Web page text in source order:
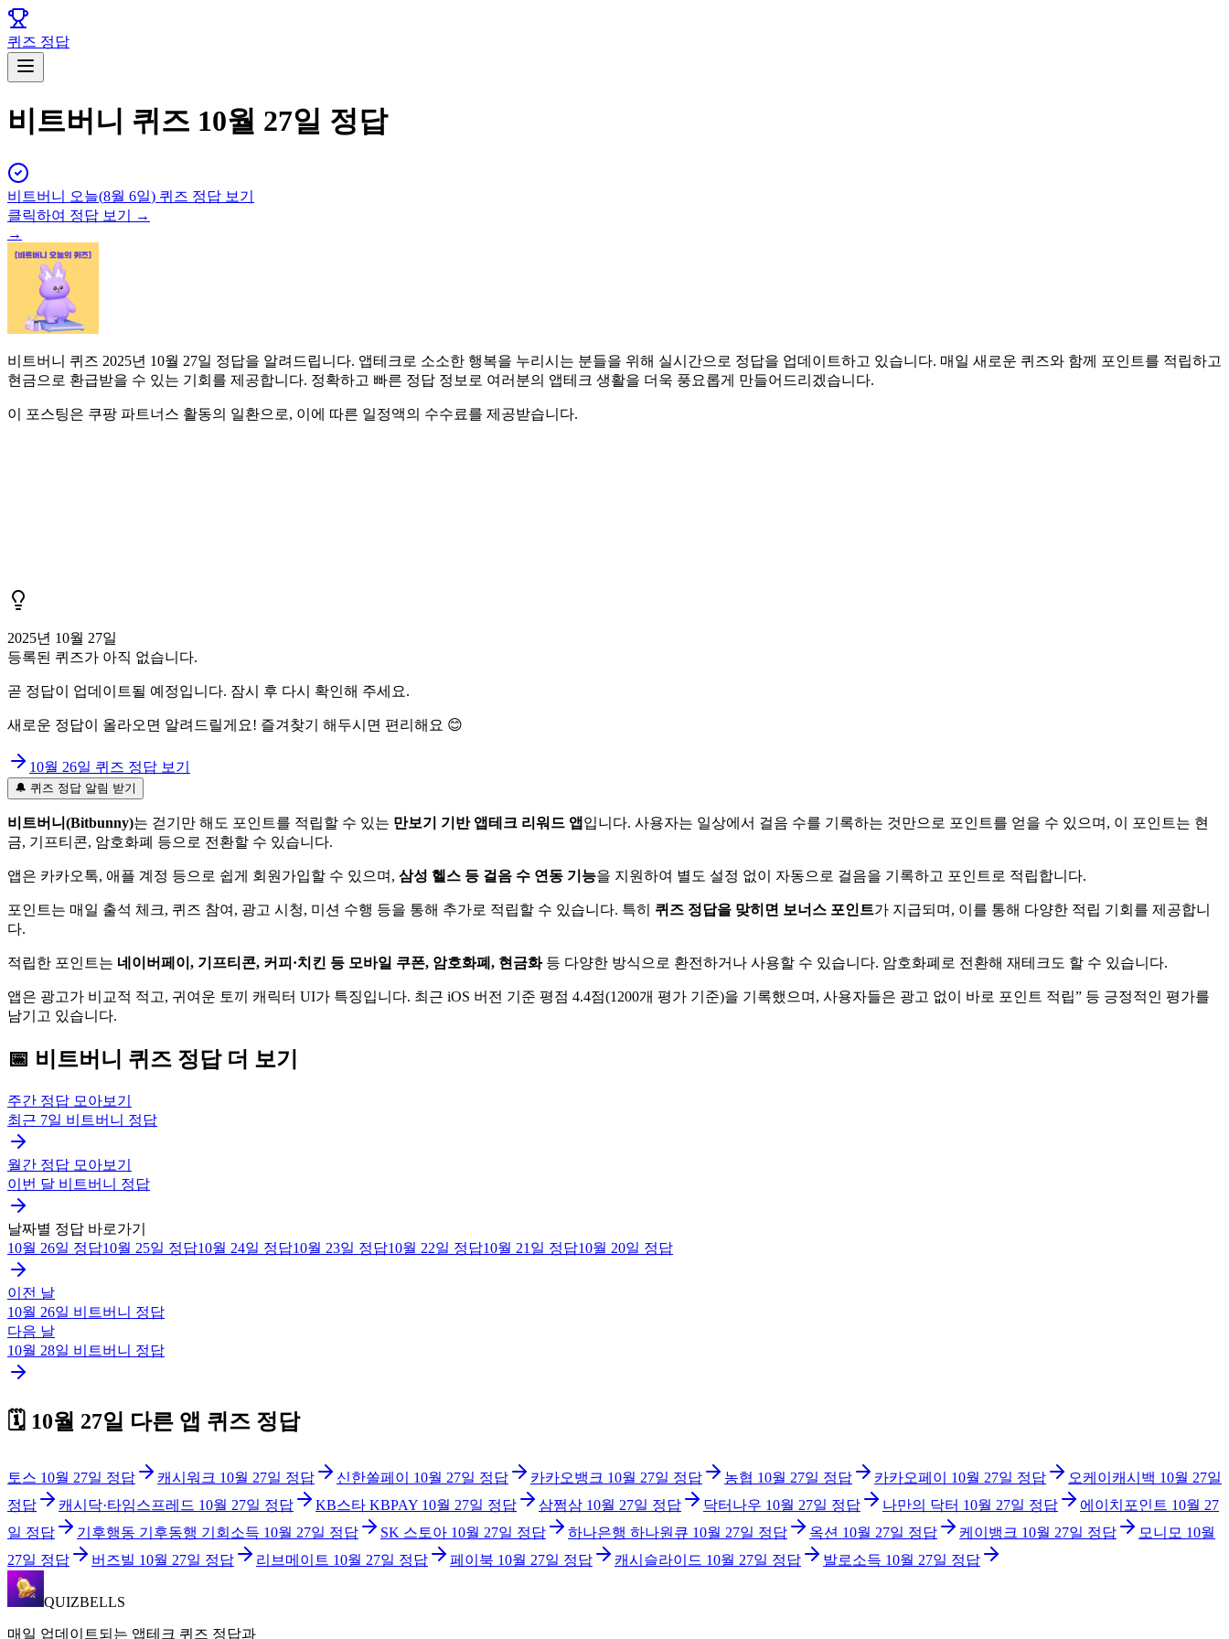
퀴즈 정답
비트버니 퀴즈 10월 27일 정답
비트버니 오늘(8월 6일) 퀴즈 정답 보기
클릭하여 정답 보기 →
→
비트버니 퀴즈 2025년 10월 27일 정답을 알려드립니다. 앱테크로 소소한 행복을 누리시는 분들을 위해 실시간으로 정답을 업데이트하고 있습니다. 매일 새로운 퀴즈와 함께 포인트를 적립하고
현금으로 환급받을 수 있는 기회를 제공합니다. 정확하고 빠른 정답 정보로 여러분의 앱테크 생활을 더욱 풍요롭게 만들어드리겠습니다.
이 포스팅은 쿠팡 파트너스 활동의 일환으로, 이에 따른 일정액의 수수료를 제공받습니다.
2025년 10월 27일
등록된 퀴즈가 아직 없습니다.
곧 정답이 업데이트될 예정입니다. 잠시 후 다시 확인해 주세요.
새로운 정답이 올라오면 알려드릴게요! 즐겨찾기 해두시면 편리해요 😊
10월 26일 퀴즈 정답 보기
🔔 퀴즈 정답 알림 받기
비트버니(Bitbunny)는 걷기만 해도 포인트를 적립할 수 있는 만보기 기반 앱테크 리워드 앱 입니다. 사용자는 일상에서 걸음 수를 기록하는 것만으로 포인트를 얻을 수 있으며, 이 포인트는 현
금, 기프티콘, 암호화폐 등으로 전환할 수 있습니다.
앱은 카카오톡, 애플 계정 등으로 쉽게 회원가입할 수 있으며, 삼성 헬스 등 걸음 수 연동 기능을 지원하여 별도 설정 없이 자동으로 걸음을 기록하고 포인트로 적립합니다.
포인트는 매일 출석 체크, 퀴즈 참여, 광고 시청, 미션 수행 등을 통해 추가로 적립할 수 있습니다. 특히 퀴즈 정답을 맞히면 보너스 포인트가 지급되며, 이를 통해 다양한 적립 기회를 제공합니
다.
적립한 포인트는 네이버페이, 기프티콘, 커피·치킨 등 모바일 쿠폰, 암호화폐, 현금화 등 다양한 방식으로 환전하거나 사용할 수 있습니다. 암호화폐로 전환해 재테크도 할 수 있습니다.
앱은 광고가 비교적 적고, 귀여운 토끼 캐릭터 UI가 특징입니다. 최근 iOS 버전 기준 평점 4.4점(1200개 평가 기준)을 기록했으며, 사용자들은 광고 없이 바로 포인트 적립” 등 긍정적인 평가를
남기고 있습니다.
📅 비트버니 퀴즈 정답 더 보기
주간 정답 모아보기
최근 7일 비트버니 정답
월간 정답 모아보기
이번 달 비트버니 정답
날짜별 정답 바로가기
10월 26일 정답10월 25일 정답10월 24일 정답10월 23일 정답10월 22일 정답10월 21일 정답10월 20일 정답
이전 날
10월 26일 비트버니 정답
다음 날
10월 28일 비트버니 정답
🗓️ 10월 27일 다른 앱 퀴즈 정답
토스 10월 27일 정답 캐시워크 10월 27일 정답 신한쏠페이 10월 27일 정답 카카오뱅크 10월 27일 정답 농협 10월 27일 정답 카카오페이 10월 27일 정답 오케이캐시백 10월 27일
정답
캐시닥·타임스프레드 10월 27일 정답 KB스타 KBPAY 10월 27일 정답 삼쩜삼 10월 27일 정답 닥터나우 10월 27일 정답 나만의 닥터 10월 27일 정답 에이치포인트 10월 27
일 정답 기후행동 기후동행 기회소득 10월 27일 정답 SK 스토아 10월 27일 정답 하나은행 하나원큐 10월 27일 정답 옥션 10월 27일 정답 케이뱅크 10월 27일 정답 모니모 10월
27일 정답 버즈빌 10월 27일 정답 리브메이트 10월 27일 정답 페이북 10월 27일 정답 캐시슬라이드 10월 27일 정답 발로소득 10월 27일 정답
QUIZBELLS
매일 업데이트되는 앱테크 퀴즈 정답과